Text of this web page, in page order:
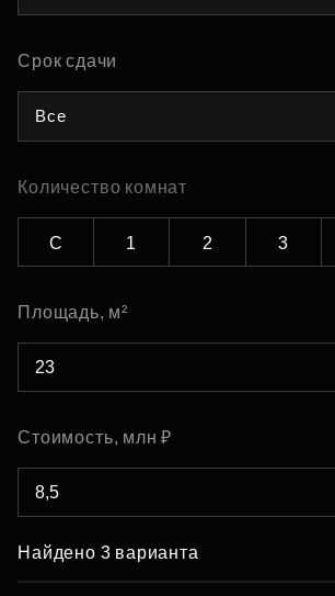
Срок сдачи
Все
Количество комнат
С 1 2 3
Площадь, м²
Стоимость, млн ₽
Найдено 3 варианта